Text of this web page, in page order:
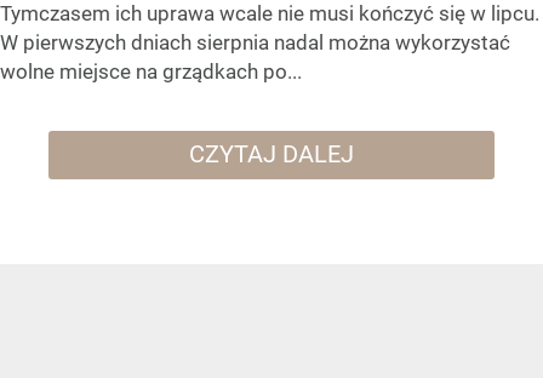
Tymczasem ich uprawa wcale nie musi kończyć się w lipcu.
W pierwszych dniach sierpnia nadal można wykorzystać
wolne miejsce na grządkach po...
CZYTAJ DALEJ